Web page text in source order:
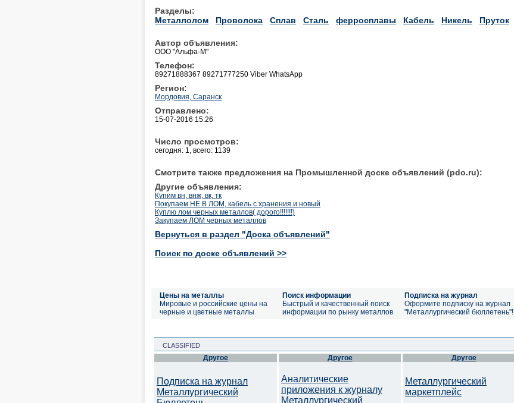
Разделы:
Металлолом
Проволока Сплав Сталь ферросплавы Кабель Никель Пруток
Автор объявления:
ООО "Альфа-М"
Телефон:
89271888367 89271777250 Viber WhatsApp
Регион:
Мордовия, Саранск
Отправлено:
15-07-2016 15:26
Число просмотров:
сегодня: 1, всего: 1139
Смотрите также предложения на Промышленной доске объявлений (pdo.ru):
Другие объявления:
Купим вн, внж, вк, тк
Покупаем НЕ В ЛОМ, кабель с хранения и новый
Куплю лом черных металлов( дорого!!!!!!!)
Закупаем ЛОМ черных металлов
Вернуться в раздел "Доска объявлений"
Поиск по доске объявлений >>
Цены на металлы
Мировые и российские цены на
черные и цветные металлы
Поиск информации
Быстрый и качественный поиск
информации по рынку металлов
Подписка на журнал
Оформите подписку на журнал
"Металлургический бюллетень"!
CLASSIFIED
Другое
Подписка на журнал
Металлургический
Другое
Аналитические
приложения к журналу
Металлургический
Другое
Металлургический
маркетплейс